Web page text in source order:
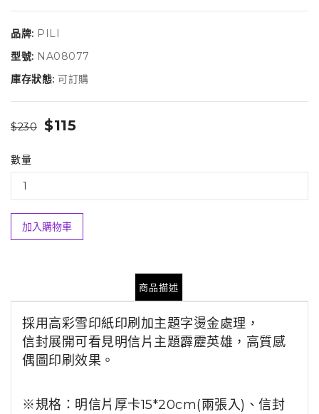
品牌: PILI
型號: NA08077
庫存狀態: 可訂購
$230 $115
數量
加入購物車
商品描述
採用高彩雪印紙印刷加主題字燙金處理，
信封展開可看見明信片主題霹靂英雄，高質感
偶圖印刷效果。
※規格：明信片厚卡15*20cm(兩張入) 、信封